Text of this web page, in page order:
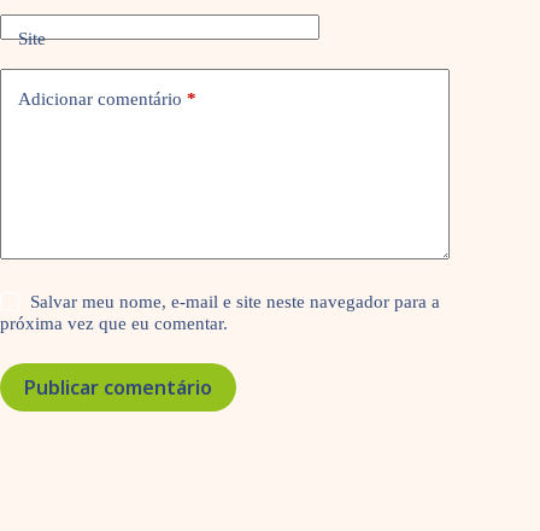
Site
Adicionar comentário *
Salvar meu nome, e-mail e site neste navegador para a
próxima vez que eu comentar.
Publicar comentário